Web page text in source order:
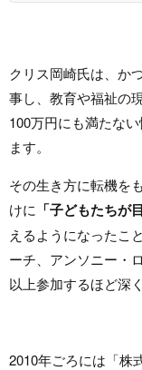
クリス岡崎氏は、か
事し、教育や福祉の
100万円にも満たな
ます。
その生き方に転機を
けに 「子どもたちが
えるようになったこ
ーチ、アンソニー・
以上参加するほど深
2010年ごろには「株